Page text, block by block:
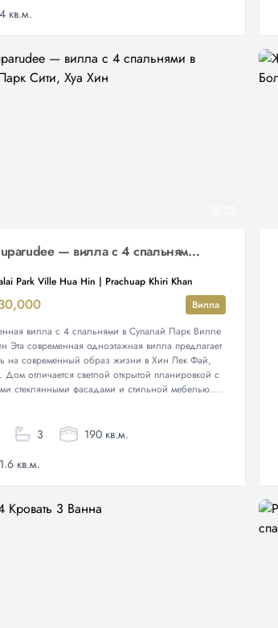
кв.м.
Villa Suparudee — вилла с 4 спальнями в Супалаи Парк Сити, Хуа Хин
Park Ville Hua Hin | Prachuap Khiri Khan
Вилла
вилла с 4 спальнями в Супалай Парк Вилле
Эта современная одноэтажная вилла предлагает
на современный образ жизни в Хин Лек Фай,
Дом отличается светлой открытой планировкой с
стеклянными фасадами и стильной мебелью....
3
190 кв.м.
кв.м.